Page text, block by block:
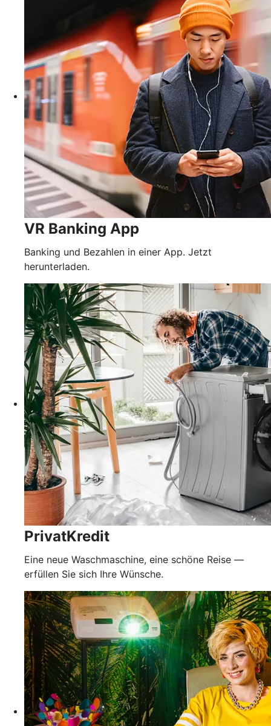
VR Banking App
Banking und Bezahlen in einer App. Jetzt
herunterladen.
PrivatKredit
Eine neue Waschmaschine, eine schöne Reise —
erfüllen Sie sich Ihre Wünsche.